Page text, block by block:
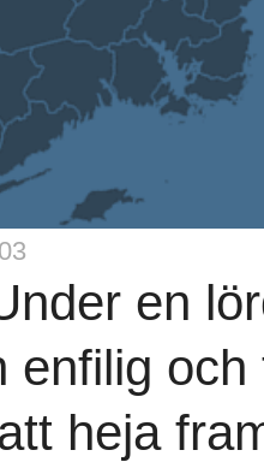
en
enfilig
heja